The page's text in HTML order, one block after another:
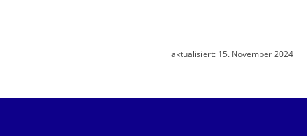
aktualisiert: 15. November 2024